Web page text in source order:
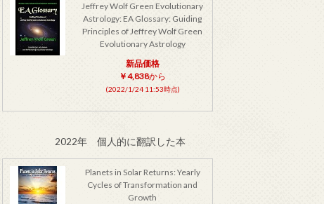
Jeffrey Wolf Green Evolutionary
Astrology: EA Glossary: Guiding
Principles of Jeffrey Wolf Green
Evolutionary Astrology
新品価格
￥4,838から
(2022/1/24 11:53時点)
2022年 個人的に翻訳した本
Planets in Solar Returns: Yearly
Cycles of Transformation and
Growth